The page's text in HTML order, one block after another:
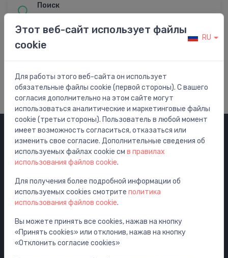
Поиск
Найти с расширенным поиском
Категории
Распродажа
Смесители
Раковины
Унитазы
Ванны
Душ
Этот веб-сайт использует файлы
cookie
RU
Для работы этого веб-сайта он использует
обязательные файлы cookie (первой стороны). С вашего
согласия дополнительно на этом сайте могут
использоваться аналитические и маркетинговые файлы
cookie (третьи стороны). Пользователь в любой момент
имеет возможность согласиться, отказаться или
изменить свое согласие. Дополнительные сведения об
используемых файлах cookie см в правилах
использования файлов cookie.
Для получения более подробной информации об
используемых cookies смотрите политика
использования файлов cookie.
Вы можете принять все cookies, нажав на кнопку
«Принять cookies» или отклонив, нажав на кнопку
«Отклонить согласие cookies»